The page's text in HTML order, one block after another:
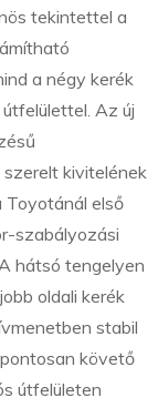
tekintettel a
a négy kerék
Az új
kivitelének
Toyotánál első
szabályozási
hátsó tengelyen
oldali kerék
stabil
követő
útfelületen